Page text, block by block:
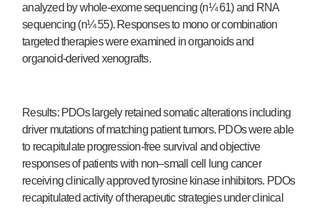
analyzed by whole-exome sequencing (n¼ 61) and RNA
sequencing (n¼ 55). Responses to mono or combination
targeted therapies were examined in organoids and
organoid-derived xenografts.
Results: PDOs largely retained somatic alterations including
driver mutations of matching patient tumors. PDOs were able
to recapitulate progression-free survival and objective
responses of patients with non–small cell lung cancer
receiving clinically approved tyrosine kinase inhibitors. PDOs
recapitulated activity of therapeutic strategies under clinical